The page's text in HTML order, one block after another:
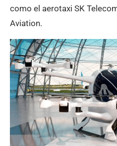
como el aerotaxi SK
Aviation.